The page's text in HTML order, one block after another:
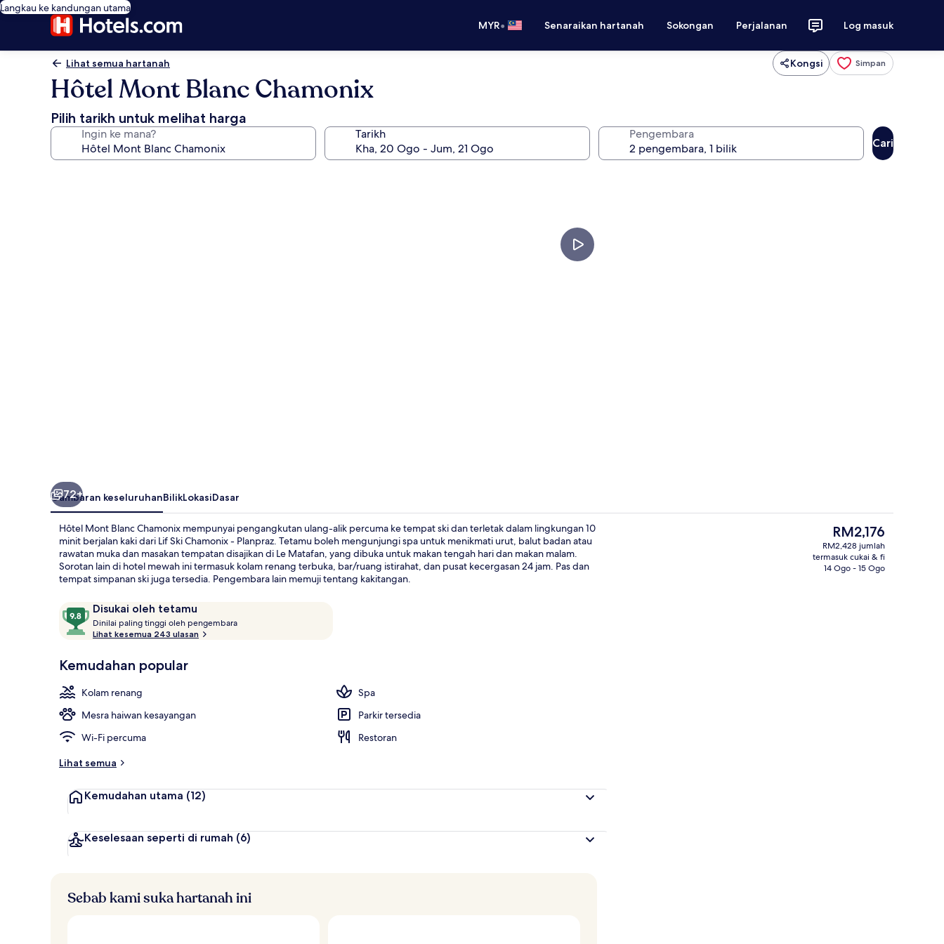
Langkau ke kandungan utama
MYR• Senaraikan hartanah Sokongan Perjalanan Log masuk
Lihat semua hartanah Kongsi Simpan
Hôtel Mont Blanc Chamonix
Pilih tarikh untuk melihat harga
Ingin ke mana? Tarikh Pengembara
Cari
Bar (di hartanah) Pendiangan
72+
Gambaran keseluruhanBilikLokasiDasar
Hôtel Mont Blanc Chamonix mempunyai pengangkutan ulang-alik percuma ke tempat ski dan terletak dalam lingkungan 10
minit berjalan kaki dari Lif Ski Chamonix - Planpraz. Tetamu boleh mengunjungi spa untuk menikmati urut, balut badan atau
rawatan muka dan masakan tempatan disajikan di Le Matafan, yang dibuka untuk makan tengah hari dan makan malam.
Sorotan lain di hotel mewah ini termasuk kolam renang terbuka, bar/ruang istirahat, dan pusat kecergasan 24 jam. Pas dan
tempat simpanan ski juga tersedia. Pengembara lain memuji tentang kakitangan.
Ulasan Disukai oleh tetamu
9.8
daripada
10,
oleh
Dinilai paling tinggi oleh pengembara
g
n
o
Lihat kesemua 243 ulasan
Kemudahan popular
Kolam renang
Spa
Mesra haiwan kesayangan
Parkir tersedia
Wi-Fi percuma
Restoran
Lihat semua
Kemudahan utama (12)
Keselesaan seperti di rumah (6)
Harga
semasa
ialah
RM2,176
RM2,176
RM2,428 jumlah
termasuk cukai & fi
14 Ogo - 15 Ogo
Sebab kami suka hartanah ini